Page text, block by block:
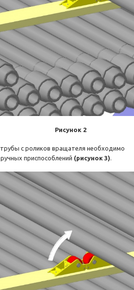
2
с роликов вращателя необходимо
приспособлений (рисунок 3).